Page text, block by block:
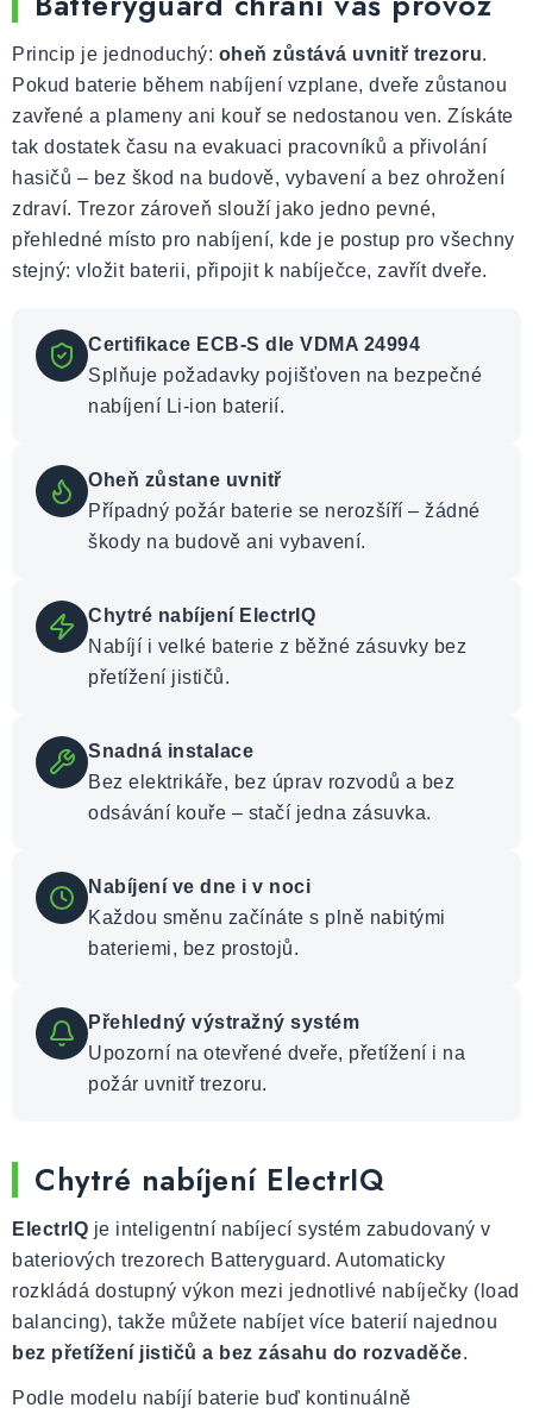
Princip je jednoduchý: oheň zůstává uvnitř trezoru.
Pokud baterie během nabíjení vzplane, dveře zůstanou
zavřené a plameny ani kouř se nedostanou ven. Získáte
tak dostatek času na evakuaci pracovníků a přivolání
hasičů – bez škod na budově, vybavení a bez ohrožení
zdraví. Trezor zároveň slouží jako jedno pevné,
přehledné místo pro nabíjení, kde je postup pro všechny
stejný: vložit baterii, připojit k nabíječce, zavřít dveře.
Certifikace ECB-S dle VDMA 24994
Splňuje požadavky pojišťoven na bezpečné
nabíjení Li-ion baterií.
Oheň zůstane uvnitř
Případný požár baterie se nerozšíří – žádné
škody na budově ani vybavení.
Chytré nabíjení ElectrIQ
Nabíjí i velké baterie z běžné zásuvky bez
přetížení jističů.
Snadná instalace
Bez elektrikáře, bez úprav rozvodů a bez
odsávání kouře – stačí jedna zásuvka.
Nabíjení ve dne i v noci
Každou směnu začínáte s plně nabitými
bateriemi, bez prostojů.
Přehledný výstražný systém
Upozorní na otevřené dveře, přetížení i na
požár uvnitř trezoru.
Chytré nabíjení ElectrIQ
ElectrIQ je inteligentní nabíjecí systém zabudovaný v
bateriových trezorech Batteryguard. Automaticky
rozkládá dostupný výkon mezi jednotlivé nabíječky (load
balancing), takže můžete nabíjet více baterií najednou
bez přetížení jističů a bez zásahu do rozvaděče.
Podle modelu nabíjí baterie buď kontinuálně